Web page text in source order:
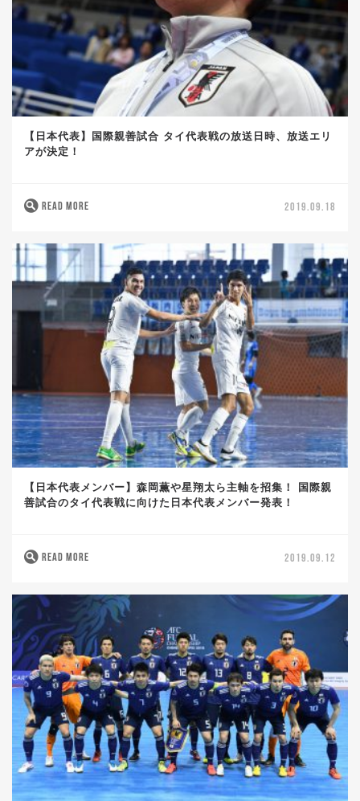
【日本代表】国際親善試合 タイ代表戦の放送日時、放送エリ
アが決定！
READ MORE 2019.09.18
【日本代表メンバー】森岡薫や星翔太ら主軸を招集！ 国際親
善試合のタイ代表戦に向けた日本代表メンバー発表！
READ MORE 2019.09.12